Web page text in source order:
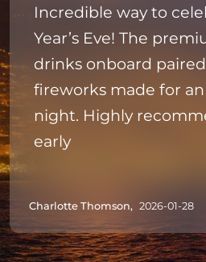
Incredible way to
Year’s Eve! The
drinks onboard
fireworks made for
night. Highly
early
Charlotte Thomson, 2026-01-28